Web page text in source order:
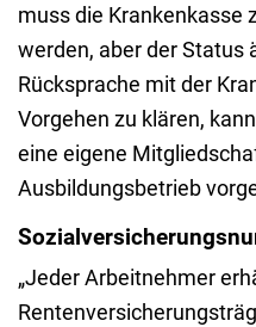
muss die Krankenkasse
werden, aber der Status
Rücksprache mit der
Vorgehen zu klären,
eine eigene
Ausbildungsbetrieb
„Jeder Arbeitnehmer